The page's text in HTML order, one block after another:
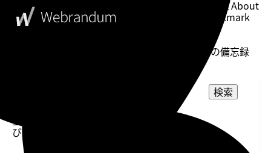
このブログについてAbout
Bookmark
ウェブデザイナーの備忘録
並
び：
検索